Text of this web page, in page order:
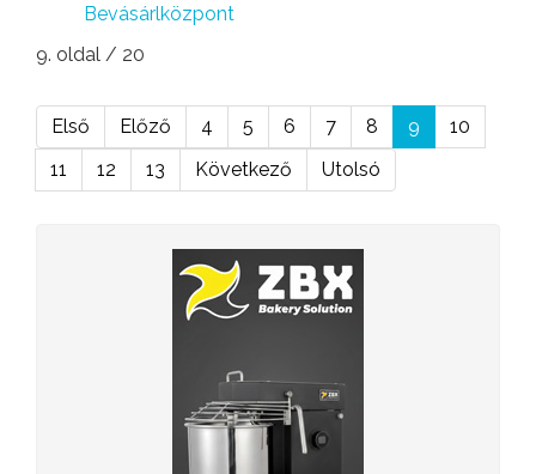
Bevásárlközpont
9. oldal / 20
Első Előző 4 5 6 7 8 9
10
11
12 13 Következő Utolsó